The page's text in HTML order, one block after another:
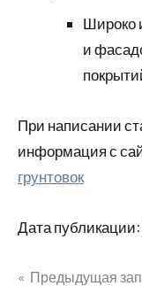
Широко
и
При написании
информация с
грунтовок
Дата публикации:
Предыдущая